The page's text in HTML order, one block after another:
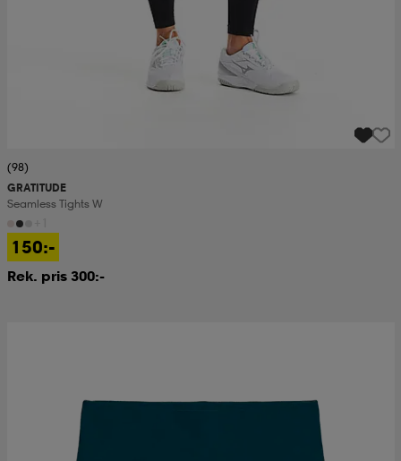
(98)
GRATITUDE
Seamless Tights W
150:-
Rek. pris 300:-